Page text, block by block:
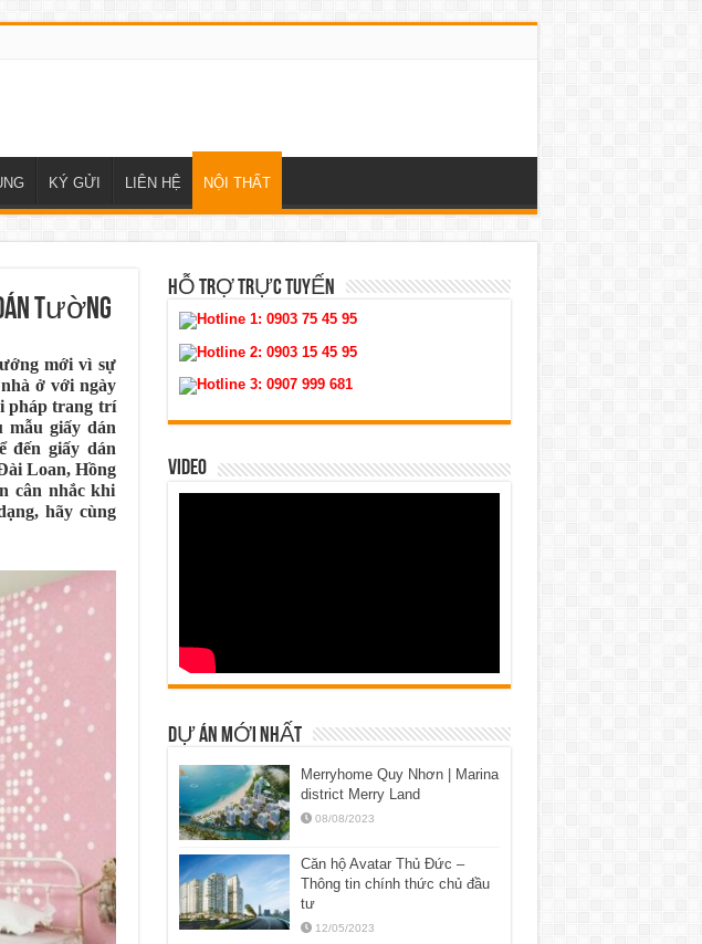
KÝ GỬI LIÊN HỆ NỘI THẤT
tường
mới vì sự
ở với ngày
pháp trang trí
mẫu giấy dán
đến giấy dán
Loan, Hồng
cân nhắc khi
hãy cùng
HỖ TRỢ TRỰC TUYẾN
Hotline 1: 0903 75 45 95
Hotline 2: 0903 15 45 95
Hotline 3: 0907 999 681
VIDEO
DỰ ÁN MỚI NHẤT
Merryhome Quy Nhơn | Marina
district Merry Land
08/08/2023
Căn hộ Avatar Thủ Đức –
Thông tin chính thức chủ đầu
tư
12/05/2023